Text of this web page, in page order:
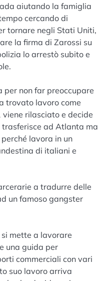
aiutando la famiglia
cercando di
tornare negli Stati Uniti,
la firma di Zarossi su
lo arrestò subito e
per non far preoccupare
trovato lavoro come
rilasciato e decide
ad Atlanta ma
lavora in un
di italiani e
a tradurre delle
un famoso gangster
mette a lavorare
una guida per
commerciali con vari
suo lavoro arriva